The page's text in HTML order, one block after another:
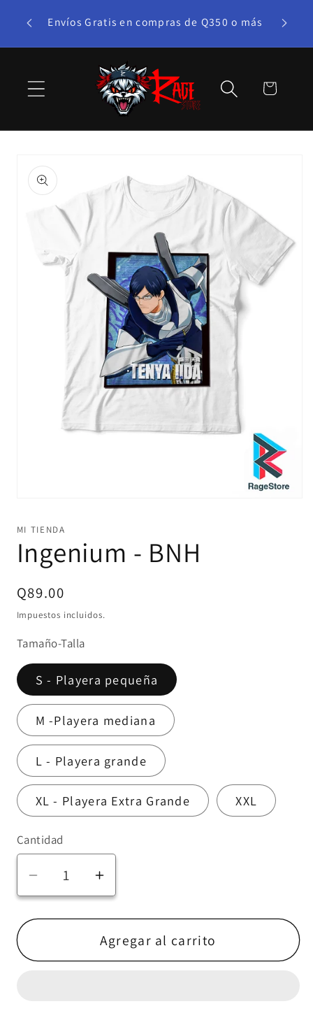
directamente
bono! Envíos Gratis en compras de Q350 o más
Carrito
a la
información
del producto
1
en
una
ventana
MI TIENDA
Ingenium - BNH
Precio
habitual
Q89.00
Impuestos incluidos.
Tamaño-Talla
S - Playera pequeña
M -Playera mediana
L - Playera grande
XL - Playera Extra Grande XXL
Cantidad
Reducir
cantidad
para
-
Aumentar
cantidad
para
Ingenium
-
Agregar al carrito